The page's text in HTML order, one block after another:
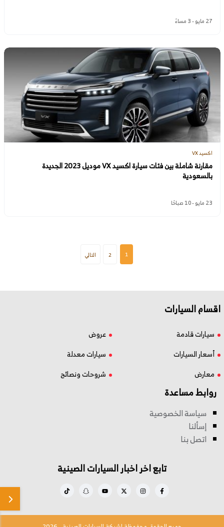
27 مايو - 3 مساءً
اكسيد VX
مقارنة شاملة بين فئات سيارة اكسيد VX موديل 2023 الجديدة
بالسعودية
23 مايو - 10 صباحًا
1
2 التالي
اقسام السيارات
سيارات قادمة
عروض
أسعار السيارات
سيارات معدلة
معارض
شروحات ونصائح
روابط مساعدة
سياسة الخصوصية
إسألنا
اتصل بنا
تابع اخر اخبار السيارات الصينية